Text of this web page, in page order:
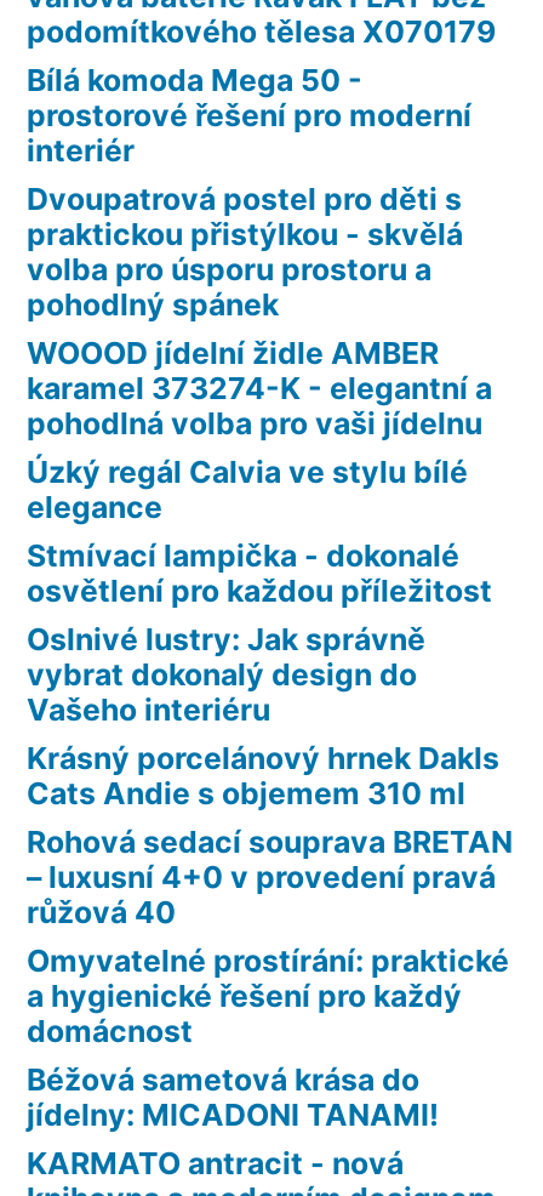
podomítkového tělesa X070179
Bílá komoda Mega 50 -
prostorové řešení pro moderní
interiér
Dvoupatrová postel pro děti s
praktickou přistýlkou - skvělá
volba pro úsporu prostoru a
pohodlný spánek
WOOOD jídelní židle AMBER
karamel 373274-K - elegantní a
pohodlná volba pro vaši jídelnu
Úzký regál Calvia ve stylu bílé
elegance
Stmívací lampička - dokonalé
osvětlení pro každou příležitost
Oslnivé lustry: Jak správně
vybrat dokonalý design do
Vašeho interiéru
Krásný porcelánový hrnek Dakls
Cats Andie s objemem 310 ml
Rohová sedací souprava BRETAN
– luxusní 4+0 v provedení pravá
růžová 40
Omyvatelné prostírání: praktické
a hygienické řešení pro každý
domácnost
Béžová sametová krása do
jídelny: MICADONI TANAMI!
KARMATO antracit - nová